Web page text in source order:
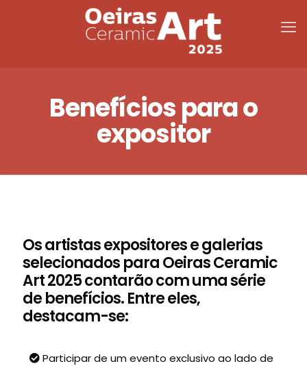
Benefícios para o
expositor
Os artistas expositores e galerias
selecionados para Oeiras Ceramic
Art 2025 contarão com uma série
de benefícios. Entre eles,
destacam-se:
Participar de um evento exclusivo ao lado de